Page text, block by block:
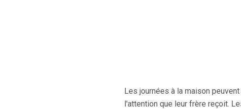
Les journées à la maison
l'attention que leur frère reçoit.